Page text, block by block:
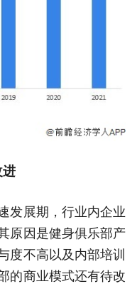
进
发展期，行业内企业
原因是健身俱乐部产
度不高以及内部培训
的商业模式还有待改